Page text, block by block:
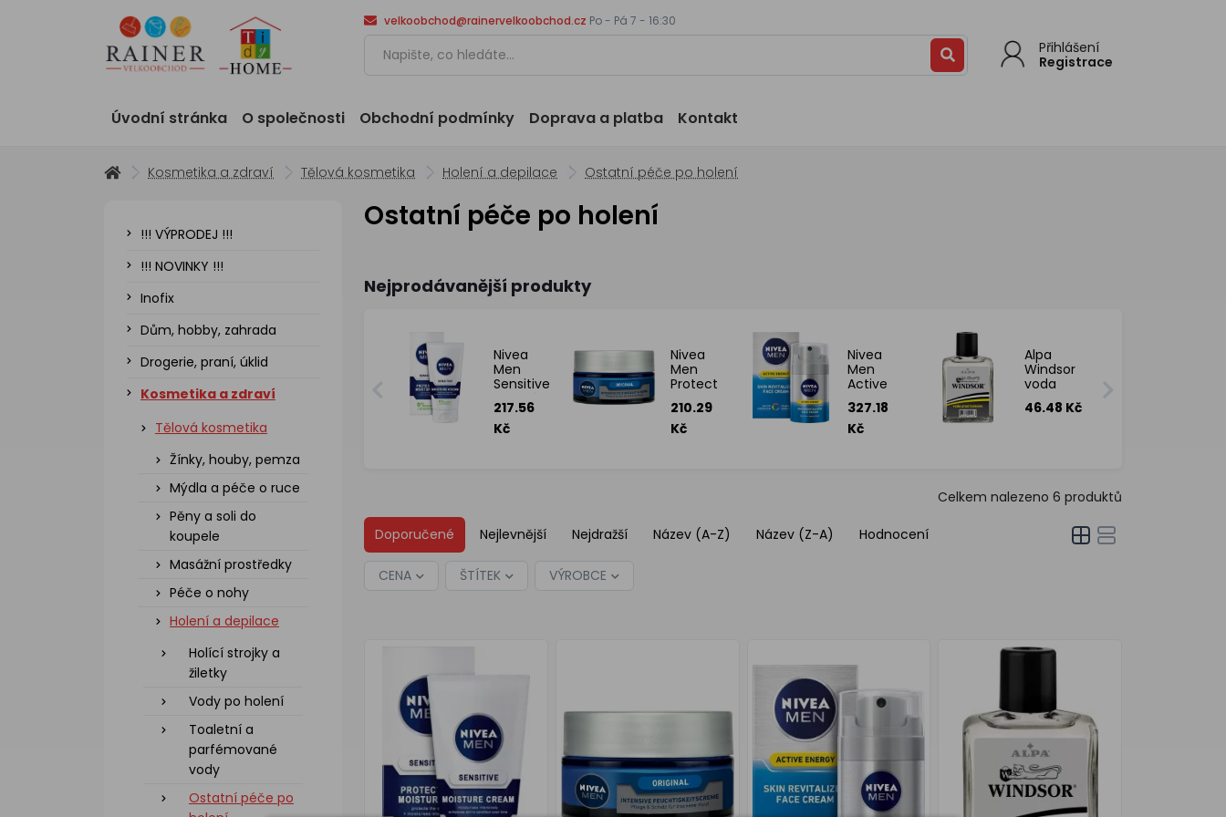
velkoobchod@rainervelkoobchod.cz Po - Pá 7 - 16:30
Přihlášení
Registrace
Úvodní stránka O společnosti Obchodní podmínky Doprava a platba Kontakt
Kosmetika a zdraví Tělová kosmetika Holení a depilace Ostatní péče po holení
!!! VÝPRODEJ !!!
!!! NOVINKY !!!
Inofix
Dům, hobby, zahrada
Drogerie, praní, úklid
Kosmetika a zdraví
Tělová kosmetika
Žínky, houby, pemza
Mýdla a péče o ruce
Pěny a soli do
koupele
Masážní prostředky
Péče o nohy
Holení a depilace
Holící strojky a
žiletky
Vody po holení
Toaletní a
parfémované
vody
Ostatní péče po
Ostatní péče po holení
Nejprodávanější produkty
Nivea
Men
Sensitive
pánský
pleťový
krém, 75
217.56
Kč
Nivea
Men
Protect
& Care
pánský
pleťový
210.29
Kč
Nivea
Men
Active
Energy
pleťový
krém pro
327.18
Kč
Alpa
Windsor
voda
před
holením,
46.48 Kč
Celkem nalezeno 6 produktů
Doporučené Nejlevnější Nejdražší Název (A-Z) Název (Z-A) Hodnocení
CENA ŠTÍTEK VÝROBCE